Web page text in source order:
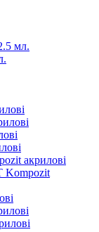
мл.
акрилові
Kompozit